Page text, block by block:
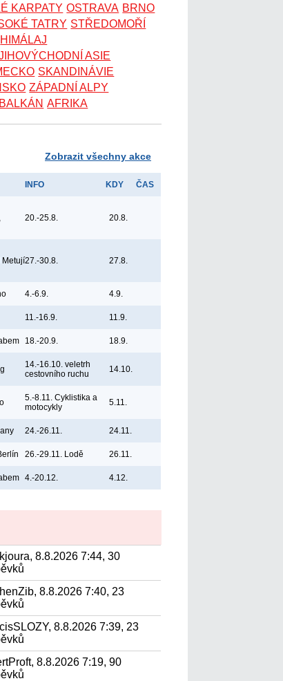
KARPATY OSTRAVA BRNO
TATRY STŘEDOMOŘÍ
HIMÁLAJ
ASIE
SKANDINÁVIE
ZÁPADNÍ ALPY
BALKÁN AFRIKA
Zobrazit všechny akce
INFO KDY ČAS
20.-25.8. 20.8.
Metují27.-30.8. 27.8.
4.-6.9. 4.9.
11.-16.9. 11.9.
18.-20.9. 18.9.
14.-16.10. veletrh
cestovního ruchu
14.10.
5.-8.11. Cyklistika a
motocykly
5.11.
24.-26.11. 24.11.
26.-29.11. Lodě 26.11.
4.-20.12. 4.12.
8.8.2026 7:44, 30
8.8.2026 7:40, 23
8.8.2026 7:39, 23
8.8.2026 7:19, 90